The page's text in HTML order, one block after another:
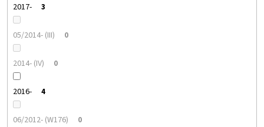
2017- 3
05/2014- (III) 0
2014- (IV) 0
2016- 4
06/2012- (W176) 0